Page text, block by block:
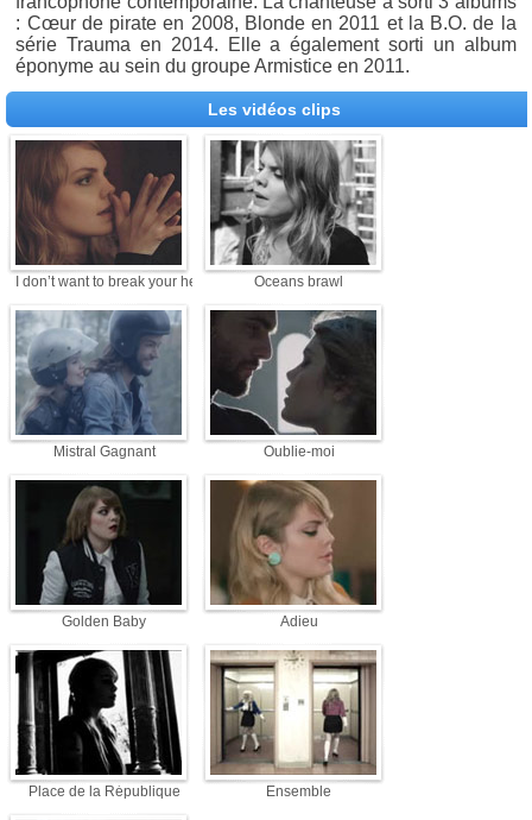
: Cœur de pirate en 2008, Blonde en 2011 et la B.O. de la
série Trauma en 2014. Elle a également sorti un album
éponyme au sein du groupe Armistice en 2011.
Les vidéos clips
I don’t want to break your heart Oceans brawl
Mistral Gagnant Oublie-moi
Golden Baby Adieu
Place de la République Ensemble